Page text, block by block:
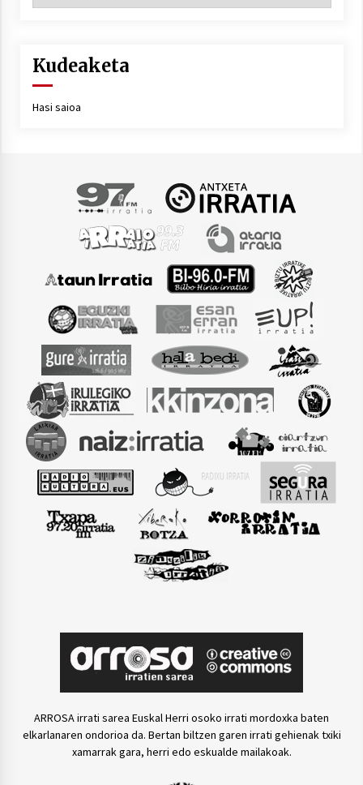
Arrosaren laburpen bideoa Hamaika
Telebistaren eskutik
Kudeaketa
Hasi saioa
ARROSA irrati sarea Euskal Herri osoko irrati mordoxka baten
elkarlanaren ondorioa da. Bertan biltzen garen irrati gehienak txiki
xamarrak gara, herri edo eskualde mailakoak.